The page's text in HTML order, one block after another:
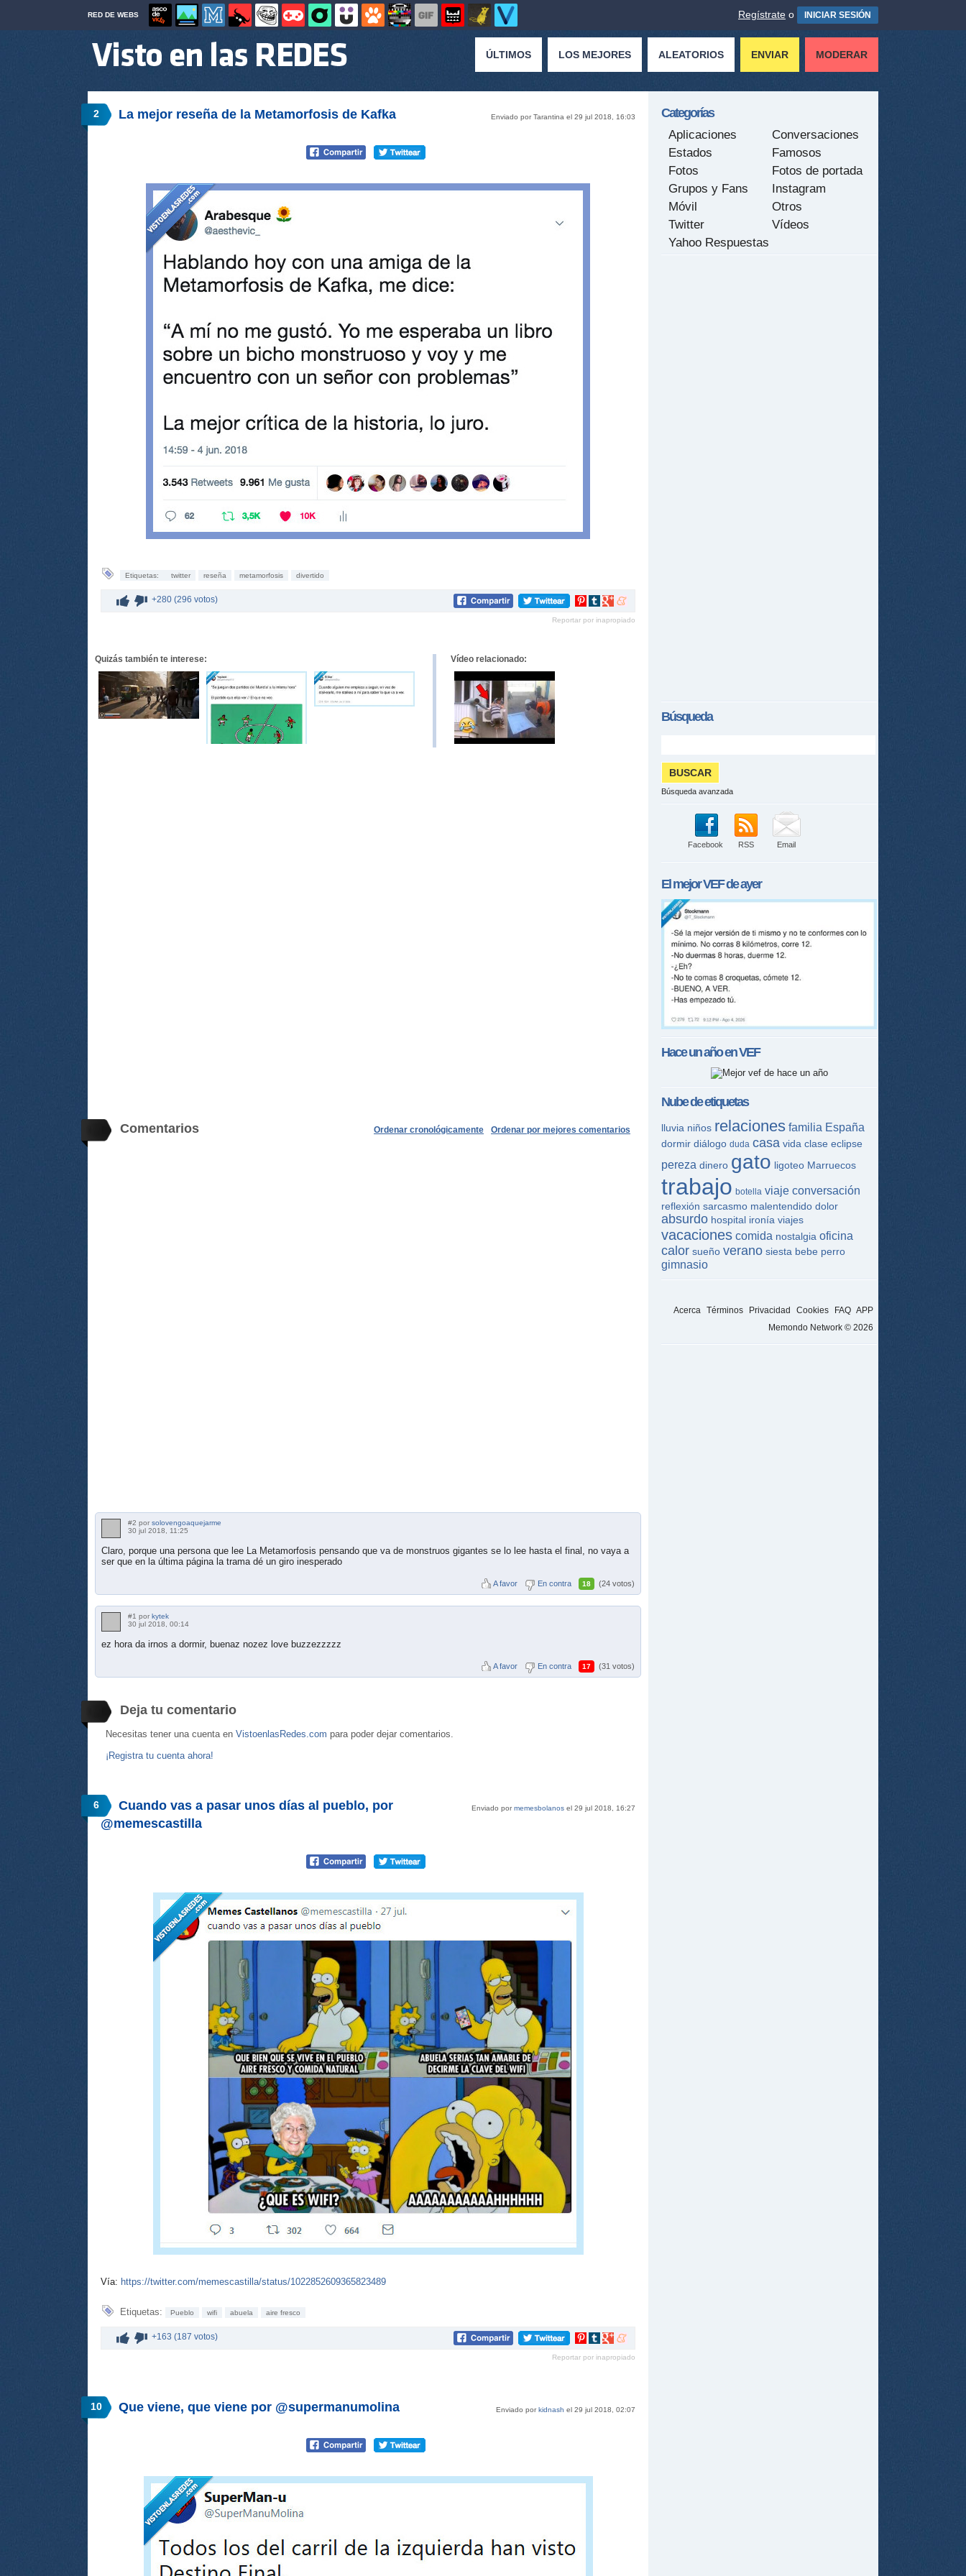
RED DE WEBS Regístrate o INICIAR SESIÓN
ÚLTIMOS LOS MEJORES ALEATORIOS ENVIAR MODERAR
2 Enviado por Tarantina el 29 jul 2018, 16:03
La mejor reseña de la Metamorfosis de Kafka
Etiquetas: twitter reseña metamorfosis divertido
+280 (296 votos)
Compartir
Pinterest
Compartir
tumblr
Compartir
Google+
Compartir
meneame
Reportar por inapropiado
Quizás también te interese: Vídeo relacionado:
Comentarios Ordenar por mejores comentarios
Ordenar cronológicamente
#2 por solovengoaquejarme
30 jul 2018, 11:25
Claro, porque una persona que lee La Metamorfosis pensando que va de monstruos gigantes se lo lee hasta el final, no vaya a
ser que en la última página la trama dé un giro inesperado
A favor En contra 18 (24 votos)
#1 por kytek
30 jul 2018, 00:14
ez hora da irnos a dormir, buenaz nozez love buzzezzzzz
A favor En contra 17 (31 votos)
Deja tu comentario
Necesitas tener una cuenta en VistoenlasRedes.com para poder dejar comentarios.
¡Registra tu cuenta ahora!
6 Enviado pormemesbolanos el 29 jul 2018, 16:27
Cuando vas a pasar unos días al pueblo, por
@memescastilla
Vía: https://twitter.com/memescastilla/status/1022852609365823489
Etiquetas: Pueblo wifi abuela aire fresco
+163 (187 votos)
Compartir
Pinterest
Compartir
tumblr
Compartir
Google+
Compartir
meneame
Reportar por inapropiado
10 Enviado porkidnash el 29 jul 2018, 02:07
Que viene, que viene por @supermanumolina
Categorías
Aplicaciones
Conversaciones
Estados
Famosos
Fotos
Fotos de portada
Grupos y Fans
Instagram
Móvil
Otros
Twitter
Vídeos
Yahoo Respuestas
Búsqueda
Búsqueda avanzada
Facebook RSS Email
El mejorVEFde ayer
Hace un año enVEF
Nube de etiquetas
lluvia niños relaciones familia España
dormir diálogo duda casa vida clase eclipse
pereza dinero gato ligoteo Marruecos
trabajo botella viaje conversación
reflexión sarcasmo malentendido dolor
absurdo hospital ironía viajes
vacaciones comida nostalgia oficina
calor sueño verano siesta bebe perro
gimnasio
Acerca Términos Privacidad Cookies FAQ APP
Memondo Network © 2026